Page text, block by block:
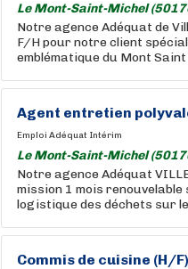
Le Mont-Saint-Michel
Notre agence Adéquat de
F/H pour notre client
emblématique du Mont Saint
Agent entretien
Emploi Adéquat Intérim
Le Mont-Saint-Michel
Notre agence Adéquat
mission 1 mois
logistique des déchets sur le
Commis de cuisine (H/F)